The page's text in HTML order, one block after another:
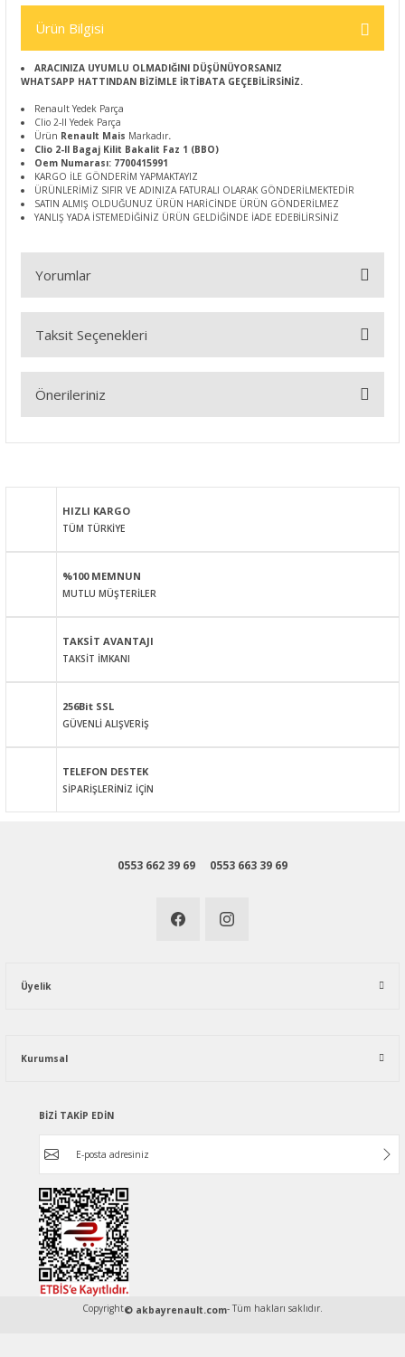
Ürün Bilgisi
ARACINIZA UYUMLU OLMADIĞINI DÜŞÜNÜYORSANIZ
WHATSAPP HATTINDAN BİZİMLE İRTİBATA GEÇEBİLİRSİNİZ.
Renault Yedek Parça
Clio 2-II Yedek Parça
Ürün Renault Mais Markadır.
Clio 2-II Bagaj Kilit Bakalit Faz 1 (BBO)
Oem Numarası: 7700415991
KARGO İLE GÖNDERİM YAPMAKTAYIZ
ÜRÜNLERİMİZ SIFIR VE ADINIZA FATURALI OLARAK GÖNDERİLMEKTEDİR
SATIN ALMIŞ OLDUĞUNUZ ÜRÜN HARİCİNDE ÜRÜN GÖNDERİLMEZ
YANLIŞ YADA İSTEMEDİĞİNİZ ÜRÜN GELDİĞİNDE İADE EDEBİLİRSİNİZ
Yorumlar
Bu ürüne ilk yorumu siz yapın!
Taksit Seçenekleri
Önerileriniz
Görüş ve önerileriniz için teşekkür ederiz.
Ürün resmi kalitesiz, bozuk veya görüntülenemiyor.
Ürün bilgilerinde hatalar bulunuyor.
Bu ürüne benzer farklı alternatifler olmalı.
HIZLI KARGO
TÜM TÜRKİYE
%100 MEMNUN
MUTLU MÜŞTERİLER
TAKSİT AVANTAJI
TAKSİT İMKANI
256Bit SSL
GÜVENLİ ALIŞVERİŞ
TELEFON DESTEK
SİPARİŞLERİNİZ İÇİN
0553 662 39 69 0553 663 39 69
Üyelik
Kurumsal
BİZİ TAKİP EDİN
Copyright© akbayrenault.com- Tüm hakları saklıdır.